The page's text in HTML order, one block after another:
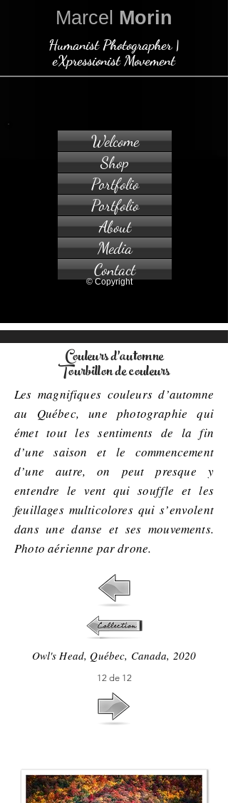
Marcel Morin
Humanist Photographer |
eXpressionist Movement
Welcome
Shop
Portfolio
Portfolio
About
Media
Contact
© Copyright
Couleurs d'automne
Tourbillon de couleurs
Les magnifiques couleurs d’automne
au Québec, une photographie qui
émet tout les sentiments de la fin
d’une saison et le commencement
d’une autre, on peut presque y
entendre le vent qui souffle et les
feuillages multicolores qui s’envolent
dans une danse et ses mouvements.
Photo aérienne par drone.
Owl's Head, Québec, Canada, 2020
12 de 12